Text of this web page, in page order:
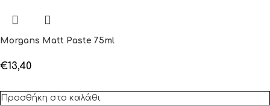
Morgans Matt Paste 75ml
€13,40
Προσθήκη στο καλάθι